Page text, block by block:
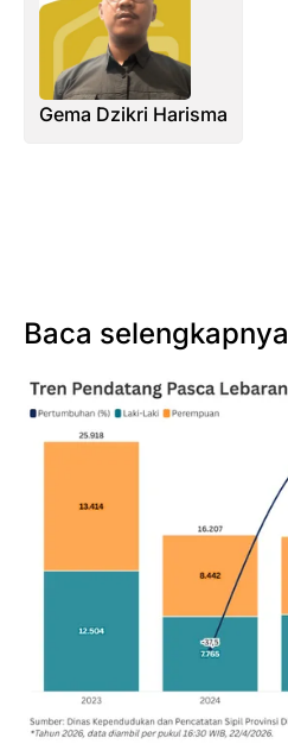
Gema Dzikri Harisma
Baca selengkapnya